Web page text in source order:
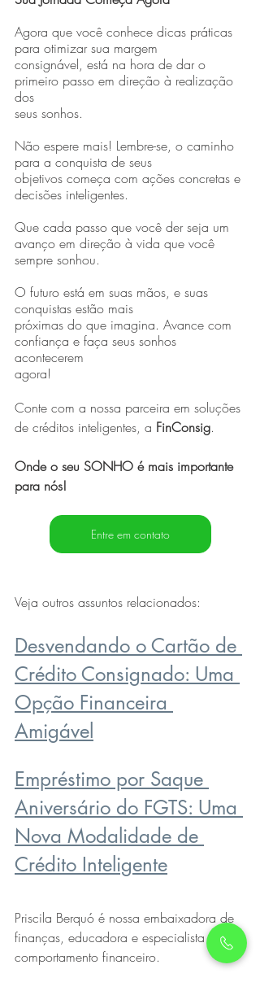
Agora que você conhece dicas práticas
para otimizar sua margem
consignável, está na hora de dar o
primeiro passo em direção à realização
dos
seus sonhos.
Não espere mais! Lembre-se, o caminho
para a conquista de seus
objetivos começa com ações concretas e
decisões inteligentes.
Que cada passo que você der seja um
avanço em direção à vida que você
sempre sonhou.
O futuro está em suas mãos, e suas
conquistas estão mais
próximas do que imagina. Avance com
confiança e faça seus sonhos
acontecerem
agora!
Conte com a nossa parceira em soluções
de créditos inteligentes, a FinConsig.
Onde o seu SONHO é mais importante
para nós!
Entre em contato
Veja outros assuntos relacionados:
Desvendando o Cartão de
Crédito Consignado: Uma
Opção Financeira
Amigável
Empréstimo por Saque
Aniversário do FGTS: Uma
Nova Modalidade de
Crédito Inteligente
Priscila Berquó é nossa embaixadora de
finanças, educadora e especialista em
comportamento financeiro.